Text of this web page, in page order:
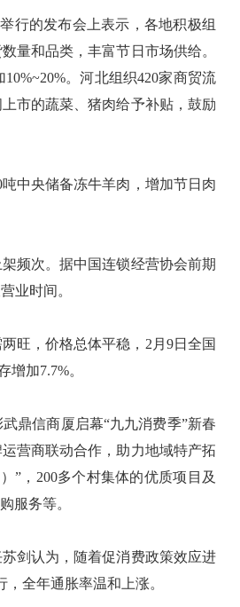
的发布会上表示，各地积极组
量和品类，丰富节日市场供给。
。河北组织420家商贸流
市的蔬菜、猪肉给予补贴，鼓励
中央储备冻牛羊肉，增加节日肉
频次。据中国连锁经营协会前期
业时间。
，价格总体平稳，2月9日全国
加7.7%。
鼎信商厦启幕“九九消费季”新春
营商联动合作，助力地域特产拓
”，200多个村集体的优质项目及
服务等。
剑认为，随着促消费政策效应进
全年通胀率温和上涨。